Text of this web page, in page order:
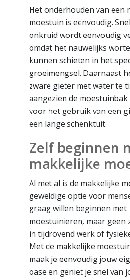
Het onderhouden van een
moestuin is eenvoudig.
onkruid wordt eenvoudig
omdat het nauwelijks
kunnen schieten in het
groeimengsel. Daarnaast
zware gieter met water te
aangezien de moestuinbak
voor het gebruik van een
een lange schenktuit.
Zelf beginnen
makkelijke
Al met al is de makkelijke
geweldige optie voor
graag willen beginnen met
moestuinieren, maar geen
in tijdrovend werk of
Met de makkelijke
maak je eenvoudig jouw
oase en geniet je snel van